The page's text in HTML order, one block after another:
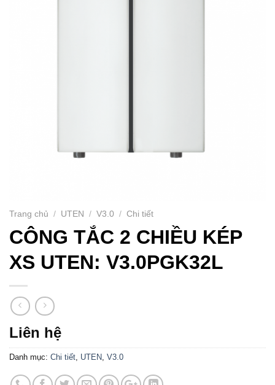
Trang chủ / UTEN / V3.0 / Chi tiết
CÔNG TẮC 2 CHIỀU KÉP
XS UTEN: V3.0PGK32L
Liên hệ
Danh mục: Chi tiết, UTEN, V3.0